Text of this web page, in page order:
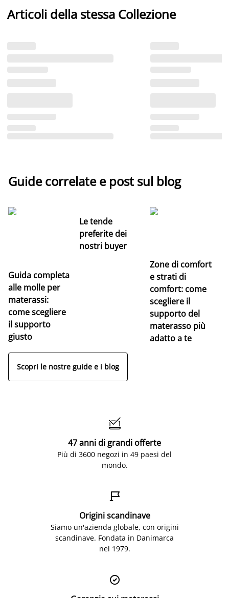
Articoli della stessa Collezione
Guide correlate e post sul blog
Guida completa
alle molle per
materassi:
come scegliere
il supporto
giusto
Le tende
preferite dei
nostri buyer
Zone di comfort
e strati di
comfort: come
scegliere il
supporto del
materasso più
adatto a te
Scopri le nostre guide e i blog

47 anni di grandi offerte
Più di 3600 negozi in 49 paesi del
mondo.

Origini scandinave
Siamo un'azienda globale, con origini
scandinave. Fondata in Danimarca
nel 1979.
